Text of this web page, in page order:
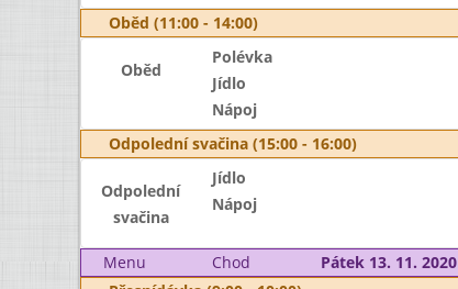
Oběd (11:00 - 14:00)
Oběd
Polévka
Jídlo
Nápoj
Odpolední svačina (15:00 - 16:00)
Odpolední
svačina
Jídlo
Nápoj
Menu Chod Pátek 13. 11. 2020